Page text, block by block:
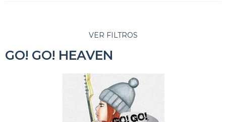
VER FILTROS
GO! GO! HEAVEN